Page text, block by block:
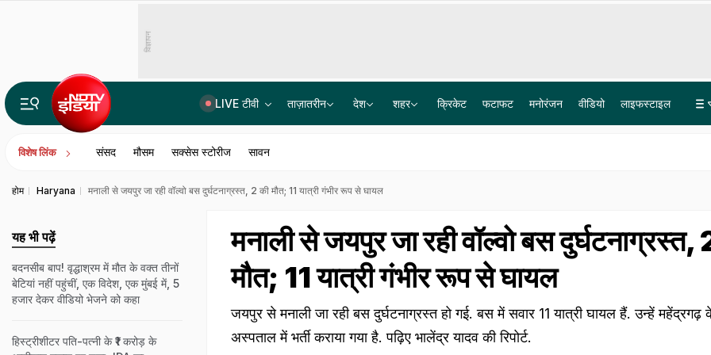
विज्ञापन
LIVE टीवी ताज़ातरीन देश शहर क्रिकेट फटाफट मनोरंजन वीडियो लाइफस्टाइल
विशेष लिंक संसद मौसम सक्सेस स्टोरीज सावन
होम Haryana मनाली से जयपुर जा रही वॉल्वो बस दुर्घटनाग्रस्त, 2 की मौत; 11 यात्री गंभीर रूप से घायल
मनाली से जयपुर जा रही वॉल्वो बस दुर्घटनाग्रस्त,
मौत; 11 यात्री गंभीर रूप से घायल
जयपुर से मनाली जा रही बस दुर्घटनाग्रस्त हो गई. बस में सवार 11 यात्री घायल हैं. उन्हें महेंद्रगढ़
अस्पताल में भर्ती कराया गया है. पढ़िए भालेंद्र यादव की रिपोर्ट.
यह भी पढ़ें
बदनसीब बाप! वृद्धाश्रम में मौत के वक्त तीनों
बेटियां नहीं पहुंचीं, एक विदेश, एक मुंबई में, 5
हजार देकर वीडियो भेजने को कहा
हिस्ट्रीशीटर पति-पत्नी के ₹1 करोड़ के